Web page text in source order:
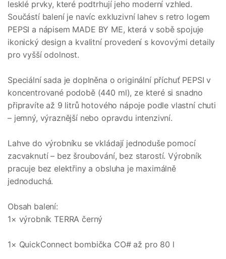
lesklé prvky, které podtrhují jeho moderní vzhled.
Součástí balení je navíc exkluzivní lahev s retro logem
PEPSI a nápisem MADE BY ME, která v sobě spojuje
ikonický design a kvalitní provedení s kovovými detaily
pro vyšší odolnost.
Speciální sada je doplněna o originální příchuť PEPSI v
koncentrované podobě (440 ml), ze které si snadno
připravíte až 9 litrů hotového nápoje podle vlastní chuti
– jemný, výraznější nebo opravdu intenzivní.
Lahve do výrobníku se vkládají jednoduše pomocí
zacvaknutí – bez šroubování, bez starostí. Výrobník
pracuje bez elektřiny a obsluha je maximálně
jednoduchá.
Obsah balení:
1× výrobník TERRA černý
1× QuickConnect bombička CO# až pro 80 l